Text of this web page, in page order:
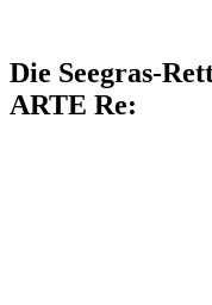
Die Seegras-
ARTE Re: